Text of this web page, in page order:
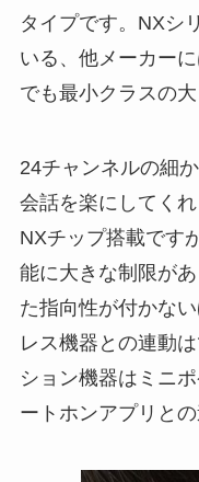
タイプです。NXシ
いる、他メーカー
でも最小クラスの
24チャンネルの細
会話を楽にしてくれ
NXチップ搭載です
能に大きな制限が
た指向性が付かな
レス機器との連動
ション機器はミニ
ートホンアプリと